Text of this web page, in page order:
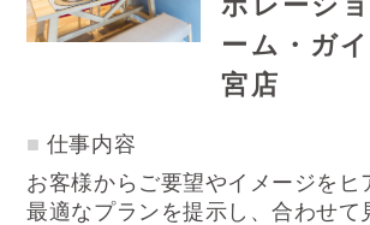
ーム・ガ
宮店
仕事内容
お客様からご要望やイメージをヒ
最適なプランを提示し、合わせて